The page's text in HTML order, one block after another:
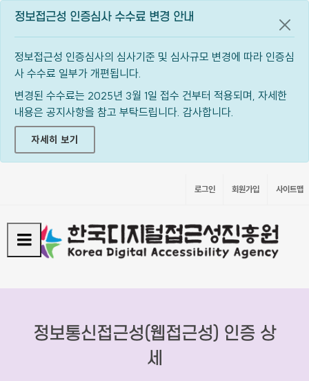
정보접근성 인증심사 수수료 변경 안내
정보접근성 인증심사의 심사기준 및 심사규모 변경에 따라 인증심
사 수수료 일부가 개편됩니다.
변경된 수수료는 2025년 3월 1일 접수 건부터 적용되며, 자세한
내용은 공지사항을 참고 부탁드립니다. 감사합니다.
자세히 보기
공지
로그인 회원가입 사이트맵
정보통신접근성(웹접근성) 인증 상
세